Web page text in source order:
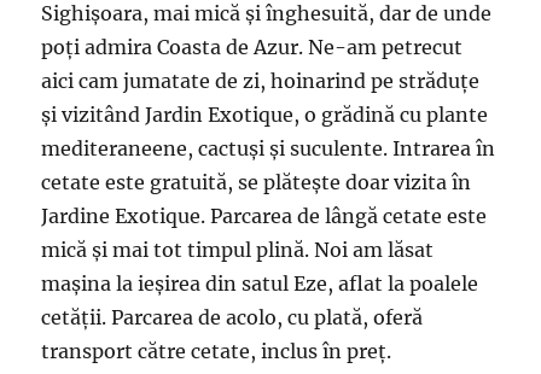
Sighișoara, mai mică și înghesuită, dar de unde
poți admira Coasta de Azur. Ne-am petrecut
aici cam jumatate de zi, hoinarind pe străduțe
și vizitând Jardin Exotique, o grădină cu plante
mediteraneene, cactuși și suculente. Intrarea în
cetate este gratuită, se plătește doar vizita în
Jardine Exotique. Parcarea de lângă cetate este
mică și mai tot timpul plină. Noi am lăsat
mașina la ieșirea din satul Eze, aflat la poalele
cetății. Parcarea de acolo, cu plată, oferă
transport către cetate, inclus în preț.